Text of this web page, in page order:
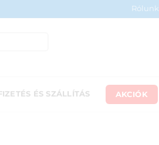
Rólunk
ÉS SZÁLLÍTÁS AKCIÓK